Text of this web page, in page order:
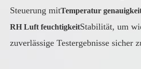
Steuerung mitTemperatur
RH Luft feuchtigkeitStabilität, um
zuverlässige Testergebnisse sicher